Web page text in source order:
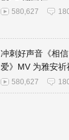
580,627
冲刺好声音《相信
爱》MV 为雅安祈
580,627